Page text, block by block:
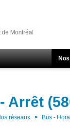
Montréal
Arrêt
réseaux Bus -